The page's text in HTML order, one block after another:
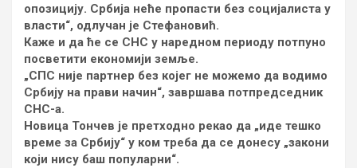
опозицију. Србија неће пропасти без социјалиста у
власти“, одлучан је Стефановић.
Каже и да ће се СНС у наредном периоду потпуно
посветити економији земље.
„СПС није партнер без којег не можемо да водимо
Србију на прави начин“, завршава потпредседник
СНС-а.
Новица Тончев је претходно рекао да „иде тешко
време за Србију“ у ком треба да се донесу „закони
који нису баш популарни“.